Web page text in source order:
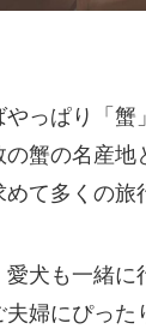
っぱり「蟹
の蟹の名産地
て多くの旅
愛犬も一緒
夫婦にぴった